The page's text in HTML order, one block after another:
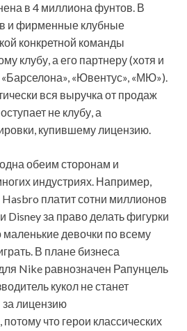
в 4 миллиона фунтов. В
и фирменные клубные
конкретной команды
клубу, а его партнеру (хотя и
«Барселона», «Ювентус», «МЮ»).
вся выручка от продаж
не клубу, а
купившему лицензию.
обеим сторонам и
индустриях. Например,
Hasbro платит сотни миллионов
Disney за право делать фигурки
маленькие девочки по всему
В плане бизнеса
Nike равнозначен Рапунцель
кукол не станет
за лицензию
что герои классических